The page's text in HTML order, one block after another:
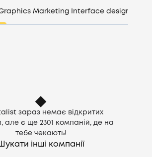
Marketing Interface design
зараз немає відкритих
але є ще 2301
компаній, де на
тебе чекають!
інші компанії